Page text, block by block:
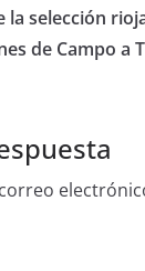
la selección
de Campo a